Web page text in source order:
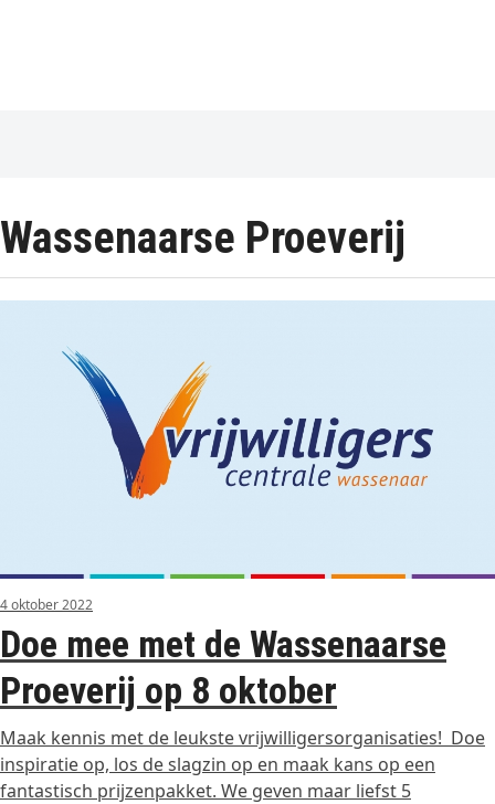
Wassenaarse Proeverij
4 oktober 2022
Doe mee met de Wassenaarse
Proeverij op 8 oktober
Maak kennis met de leukste vrijwilligersorganisaties! Doe
inspiratie op, los de slagzin op en maak kans op een
fantastisch prijzenpakket. We geven maar liefst 5